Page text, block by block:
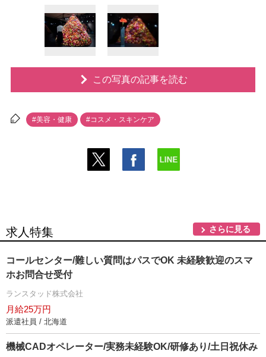
この写真の記事を読む
#美容・健康 #コスメ・スキンケア
求人特集 さらに見る
コールセンター/難しい質問はパスでOK 未経験歓迎のスマ
ホお問合せ受付
ランスタッド株式会社
月給25万円
派遣社員 / 北海道
機械CADオペレーター/実務未経験OK/研修あり/土日祝休み